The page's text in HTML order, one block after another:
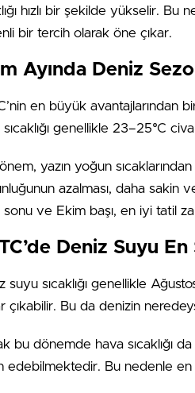
hızlı bir şekilde yükselir.
bir tercih olarak öne çıkar.
Ayında Deniz
en büyük avantajlarından
genellikle 23–25°C
yazın yoğun
azalması, daha sakin
sonu ve Ekim başı, en iyi tatil
Deniz Suyu
suyu sıcaklığı genellikle
çıkabilir. Bu da denizin
bu dönemde hava sıcaklığı
edebilmektedir. Bu nedenle en